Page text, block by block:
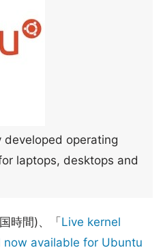
operating
laptops, desktops and
時間)、「 Live kernel
available for Ubuntu